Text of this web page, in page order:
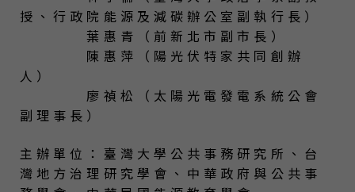
授、行政院能源及減碳辦公室副執行長）
葉惠青（前新北市副市長）
陳惠萍（陽光伏特家共同創辦
人）
廖禎松（太陽光電發電系統公會
副理事長）
主辦單位：臺灣大學公共事務研究所、台
灣地方治理研究學會、中華政府與公共事